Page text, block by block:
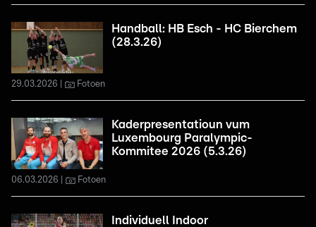
Handball: HB Esch - HC Bierchem
(28.3.26)
29.03.2026 Fotoen
Kaderpresentatioun vum
Luxembourg Paralympic-
Kommitee 2026 (5.3.26)
06.03.2026 Fotoen
Individuell Indoor